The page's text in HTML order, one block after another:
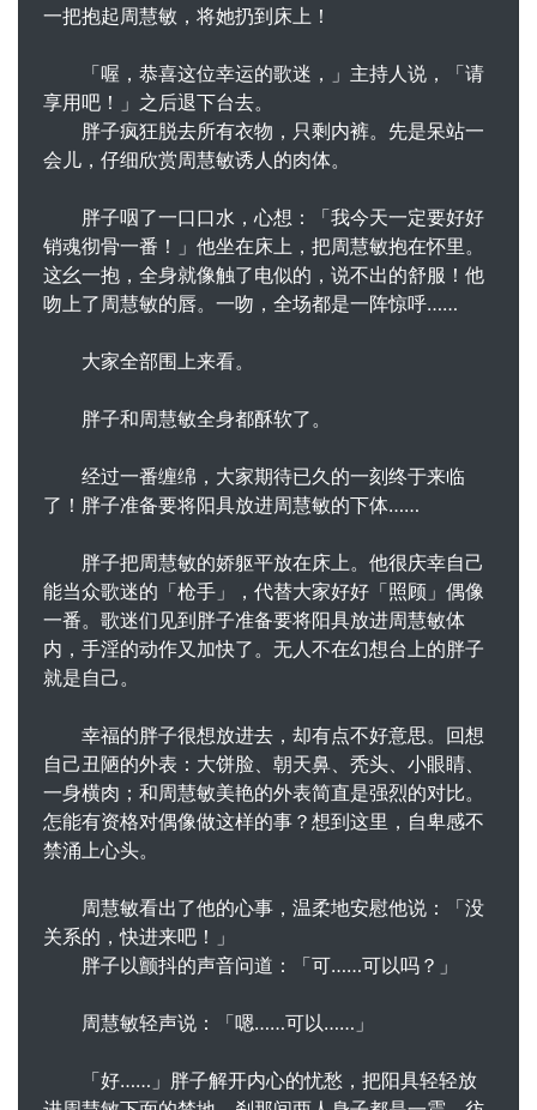
一把抱起周慧敏，将她扔到床上！
「喔，恭喜这位幸运的歌迷，」主持人说，「请
享用吧！」之后退下台去。
胖子疯狂脱去所有衣物，只剩内裤。先是呆站一
会儿，仔细欣赏周慧敏诱人的肉体。
胖子咽了一口口水，心想：「我今天一定要好好
销魂彻骨一番！」他坐在床上，把周慧敏抱在怀里。
这幺一抱，全身就像触了电似的，说不出的舒服！他
吻上了周慧敏的唇。一吻，全场都是一阵惊呼……
大家全部围上来看。
胖子和周慧敏全身都酥软了。
经过一番缠绵，大家期待已久的一刻终于来临
了！胖子准备要将阳具放进周慧敏的下体……
胖子把周慧敏的娇躯平放在床上。他很庆幸自己
能当众歌迷的「枪手」，代替大家好好「照顾」偶像
一番。歌迷们见到胖子准备要将阳具放进周慧敏体
内，手淫的动作又加快了。无人不在幻想台上的胖子
就是自己。
幸福的胖子很想放进去，却有点不好意思。回想
自己丑陋的外表：大饼脸、朝天鼻、秃头、小眼睛、
一身横肉；和周慧敏美艳的外表简直是强烈的对比。
怎能有资格对偶像做这样的事？想到这里，自卑感不
禁涌上心头。
周慧敏看出了他的心事，温柔地安慰他说：「没
关系的，快进来吧！」
胖子以颤抖的声音问道：「可……可以吗？」
周慧敏轻声说：「嗯……可以……」
「好……」胖子解开内心的忧愁，把阳具轻轻放